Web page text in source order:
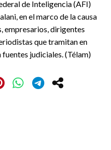
de Inteligencia (AFI)
en el marco de la causa
empresarios, dirigentes
que tramitan en
judiciales. (Télam)